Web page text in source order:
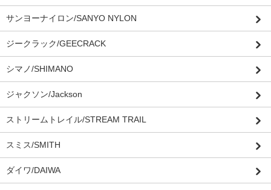
サンヨーナイロン/SANYO NYLON
ジークラック/GEECRACK
シマノ/SHIMANO
ジャクソン/Jackson
ストリームトレイル/STREAM TRAIL
スミス/SMITH
ダイワ/DAIWA